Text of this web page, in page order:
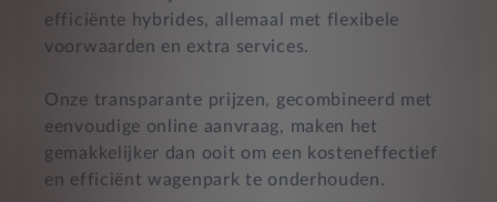
efficiënte hybrides, allemaal met flexibele
voorwaarden en extra services.
Onze transparante prijzen, gecombineerd met
eenvoudige online aanvraag, maken het
gemakkelijker dan ooit om een kosteneffectief
en efficiënt wagenpark te onderhouden.